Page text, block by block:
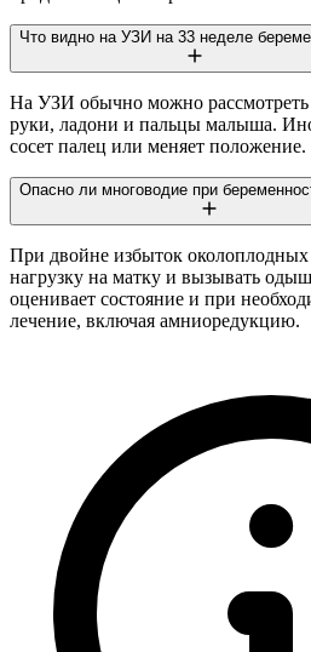
Что видно на УЗИ на 33 неделе
На УЗИ обычно можно рассмотреть
руки, ладони и пальцы малыша.
сосет палец или меняет положение.
Опасно ли многоводие при
При двойне избыток
нагрузку на матку и вызывать
оценивает состояние и при
лечение, включая амниоредукцию.